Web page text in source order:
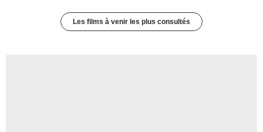
Les films à venir les plus consultés